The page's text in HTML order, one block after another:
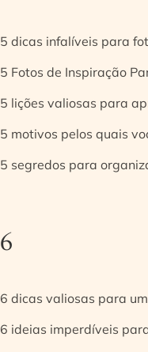
5 dicas infalíveis para
5 Fotos de Inspiração
5 lições valiosas para
5 motivos pelos quais
5 segredos para
6
6 dicas valiosas para
6 ideias imperdíveis